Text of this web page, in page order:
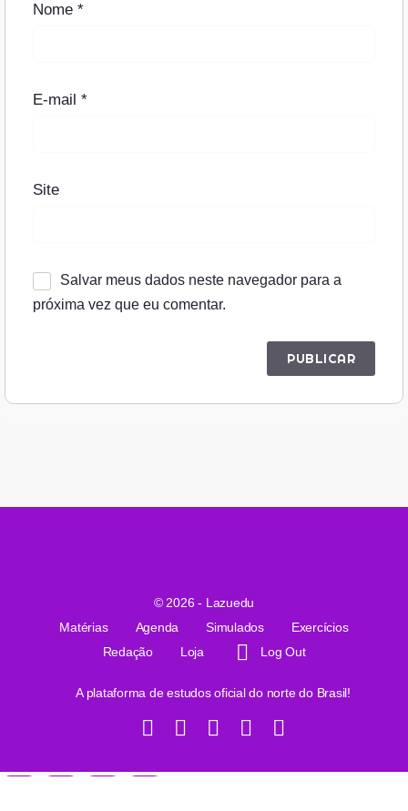
Nome *
E-mail *
Site
Salvar meus dados neste navegador para a
próxima vez que eu comentar.
© 2026 - Lazuedu
Matérias
Agenda Simulados
Exercícios
Redação
Loja Log Out
A plataforma de estudos oficial do norte do Brasil!